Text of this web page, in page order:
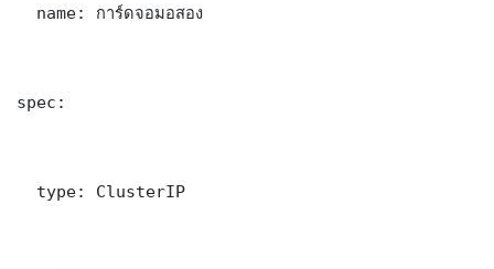
  name: การ์ดจอมอสอง
spec:
  type: ClusterIP